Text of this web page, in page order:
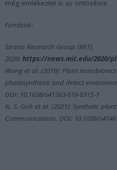
még emlékeztet is az öntözésre.
Források:
Strano Research Group (MIT),
2020: https://news.mit.edu/2020/
Wong et al. (2019): Plant
photosynthesis and detect
DOI: 10.1038/s41563-019-0315-7
N. S. Goh et al. (2021): Synthetic
Communications. DOI: 10.1038/